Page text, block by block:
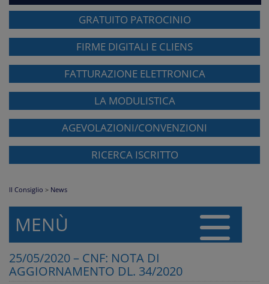
GRATUITO PATROCINIO
FIRME DIGITALI E CLIENS
FATTURAZIONE ELETTRONICA
LA MODULISTICA
AGEVOLAZIONI/CONVENZIONI
RICERCA ISCRITTO
Il Consiglio > News
MENÙ
25/05/2020 – CNF: NOTA DI
AGGIORNAMENTO DL. 34/2020